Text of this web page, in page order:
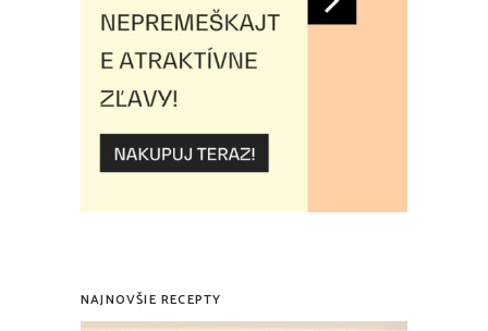
NAJNOVŠIE RECEPTY